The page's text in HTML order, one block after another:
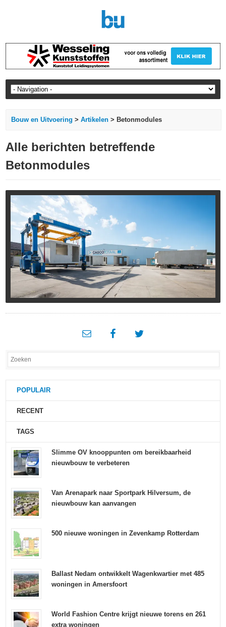
Bouw en Uitvoering >Artikelen > Betonmodules
Alle berichten betreffende
Betonmodules
POPULAIR
RECENT
TAGS
Slimme OV knooppunten om bereikbaarheid
nieuwbouw te verbeteren
Van Arenapark naar Sportpark Hilversum, de
nieuwbouw kan aanvangen
500 nieuwe woningen in Zevenkamp Rotterdam
Ballast Nedam ontwikkelt Wagenkwartier met 485
woningen in Amersfoort
World Fashion Centre krijgt nieuwe torens en 261
extra woningen